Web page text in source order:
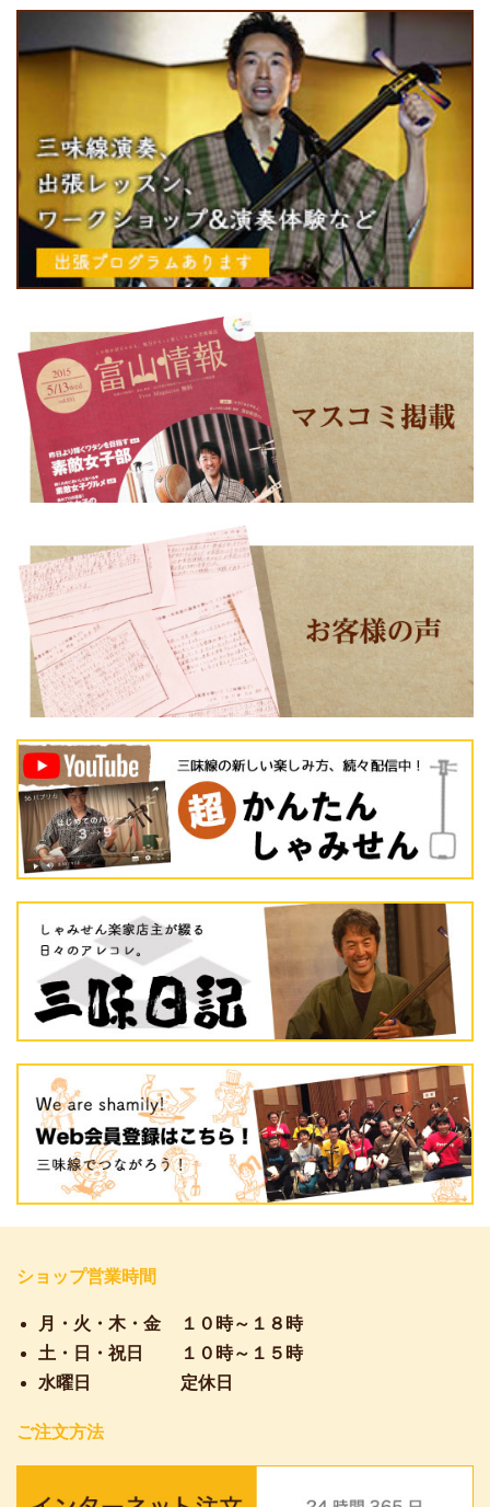
ショップ営業時間
月・火・木・金
１０時～１８時
土・日・祝日
１０時～１５時
水曜日
定休日
ご注文方法